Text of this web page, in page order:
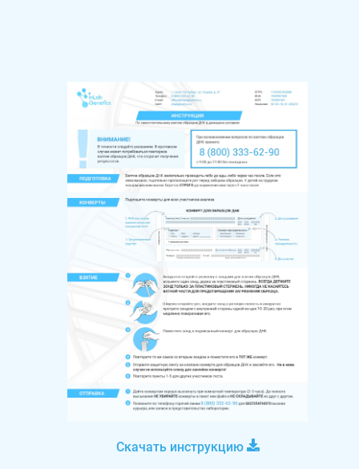
Скачать инструкцию